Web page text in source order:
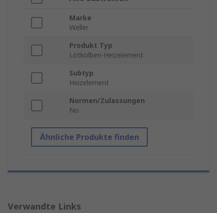
Marke
Weller
Produkt Typ
Lötkolben-Heizelement
Subtyp
Heizelement
Normen/Zulassungen
No
Ähnliche Produkte finden
Verwandte Links